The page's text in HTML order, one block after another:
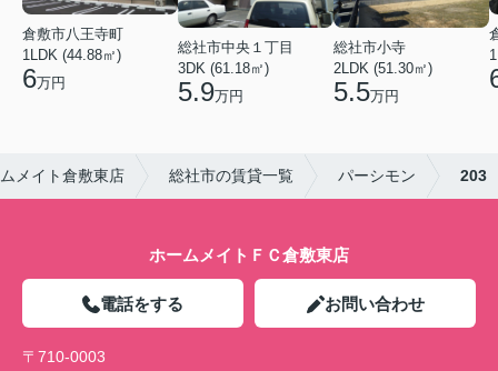
倉敷市八王寺町
1LDK (44.88㎡)
6万円
総社市中央１丁目
3DK (61.18㎡)
5.9万円
総社市小寺
2LDK (51.30㎡)
5.5万円
メイト倉敷東店 総社市の賃貸一覧 パーシモン 203
ホームメイトＦＣ倉敷東店
電話をする お問い合わせ
〒710-0003